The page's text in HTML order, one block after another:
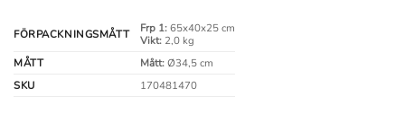
FÖRPACKNINGSMÅTT Frp 1:65x40x25 cm
Vikt:2,0 kg
MÅTT
Mått:Ø34,5 cm
SKU
170481470